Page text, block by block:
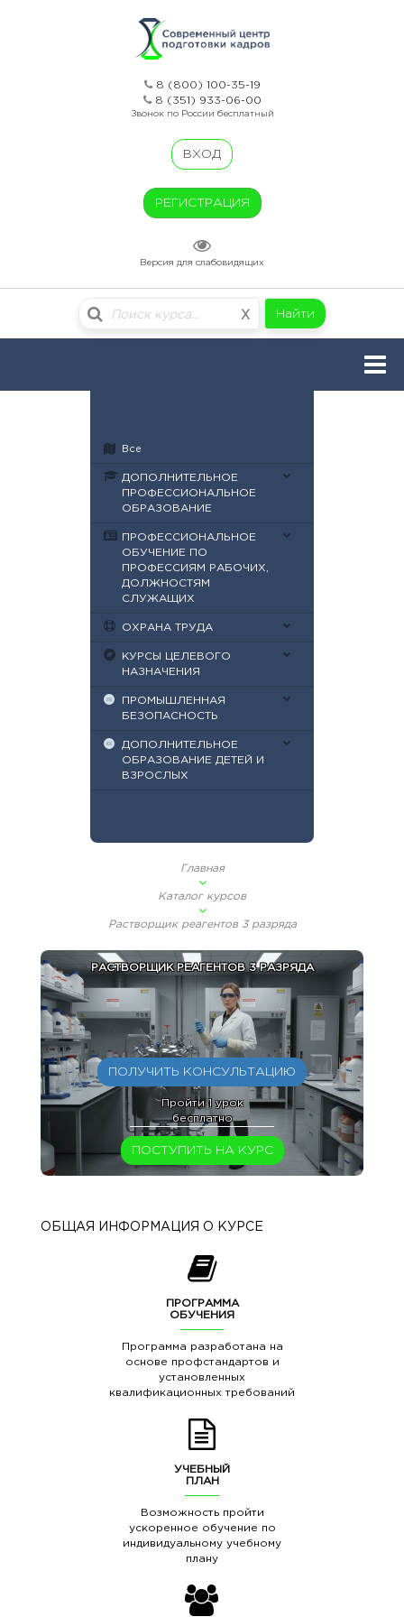
8 (800) 100-35-19
8 (351) 933-06-00
Звонок по России бесплатный
ВХОД
РЕГИСТРАЦИЯ
Версия для слабовидящих
X Найти
Все
ДОПОЛНИТЕЛЬНОЕ
ПРОФЕССИОНАЛЬНОЕ
ОБРАЗОВАНИЕ
ПРОФЕССИОНАЛЬНОЕ
ОБУЧЕНИЕ ПО
ПРОФЕССИЯМ РАБОЧИХ,
ДОЛЖНОСТЯМ
СЛУЖАЩИХ
ОХРАНА ТРУДА
КУРСЫ ЦЕЛЕВОГО
НАЗНАЧЕНИЯ
ПРОМЫШЛЕННАЯ
БЕЗОПАСНОСТЬ
ДОПОЛНИТЕЛЬНОЕ
ОБРАЗОВАНИЕ ДЕТЕЙ И
ВЗРОСЛЫХ
Главная
Каталог курсов
Растворщик реагентов 3 разряда
РАСТВОРЩИК РЕАГЕНТОВ 3 РАЗРЯДА
ПОЛУЧИТЬ КОНСУЛЬТАЦИЮ
Пройти 1 урок
бесплатно
ПОСТУПИТЬ НА КУРС
ОБЩАЯ ИНФОРМАЦИЯ О КУРСЕ
ПРОГРАММА
ОБУЧЕНИЯ
Программа разработана на
основе профстандартов и
установленных
квалификационных требований
УЧЕБНЫЙ
ПЛАН
Возможность пройти
ускоренное обучение по
индивидуальному учебному
плану